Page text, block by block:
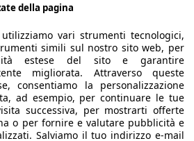
Euro 6
alcuna responsabilità per la correttezza
Torna su
il mercato auto europeo.
della pagina
vari strumenti tecnologici,
simili sul nostro sito web, per
estese del sito e garantire
migliorata. Attraverso queste
consentiamo la personalizzazione
ad esempio, per continuare le tue
successiva, per mostrarti offerte
o per fornire e valutare pubblicità e
Salviamo il tuo indirizzo e-mail